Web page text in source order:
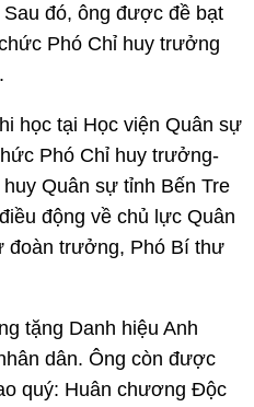
đó, ông được đề bạt
Phó Chỉ huy trưởng
học tại Học viện Quân sự
Phó Chỉ huy trưởng-
Quân sự tỉnh Bến Tre
động về chủ lực Quân
đoàn trưởng, Phó Bí thư
tặng Danh hiệu Anh
dân. Ông còn được
quý: Huân chương Độc